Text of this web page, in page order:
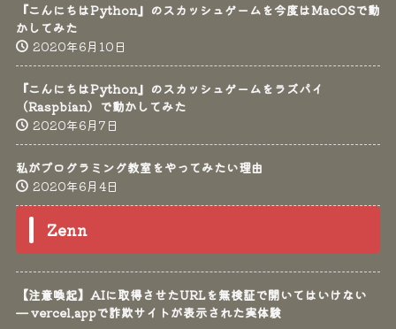
『こんにちはPython』のスカッシュゲームを今度はMacOSで動
かしてみた
2020年6月10日
『こんにちはPython』のスカッシュゲームをラズパイ
（Raspbian）で動かしてみた
2020年6月7日
私がプログラミング教室をやってみたい理由
2020年6月4日
Zenn
【注意喚起】AIに取得させたURLを無検証で開いてはいけない
— vercel.appで詐欺サイトが表示された実体験